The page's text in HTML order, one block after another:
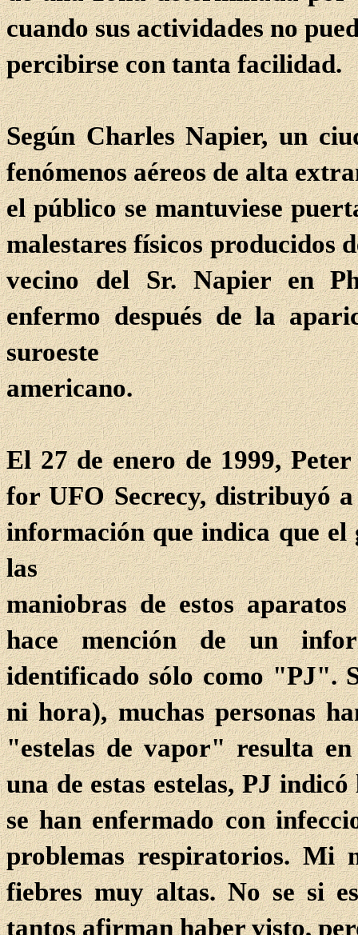
cuando sus actividades no
percibirse con tanta facilidad.
Según Charles Napier, un
fenómenos aéreos de alta
el público se mantuviese
malestares físicos producidos
vecino del Sr. Napier en
enfermo después de la
suroeste
americano.
El 27 de enero de 1999,
for UFO Secrecy, distribuyó
información que indica que el
las
maniobras de estos
hace mención de un
identificado sólo como "PJ".
ni hora), muchas personas
"estelas de vapor" resulta
una de estas estelas, PJ
se han enfermado con
problemas respiratorios. Mi
fiebres muy altas. No se si
tantos afirman haber visto,